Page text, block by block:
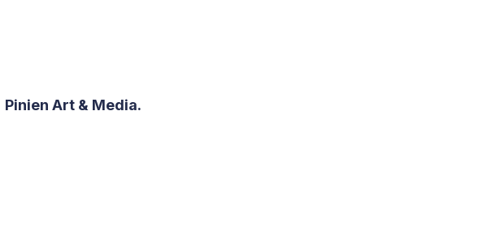
Pinien Art & Media.